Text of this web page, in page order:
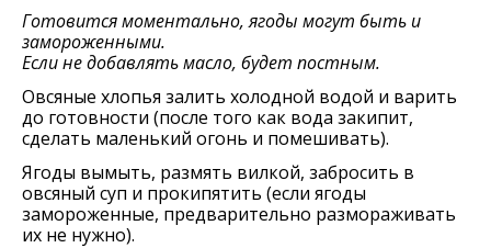
Готовится моментально, ягоды могут быть и
замороженными.
Если не добавлять масло, будет постным.
Овсяные хлопья залить холодной водой и варить
до готовности (после того как вода закипит,
сделать маленький огонь и помешивать).
Ягоды вымыть, размять вилкой, забросить в
овсяный суп и прокипятить (если ягоды
замороженные, предварительно размораживать
их не нужно).